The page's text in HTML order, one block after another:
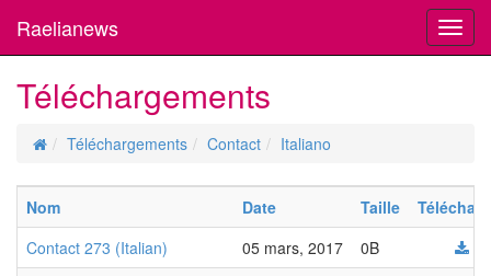
Raelianews
Téléchargements
Téléchargements Contact Italiano
Nom Date Taille
Contact 273 (Italian)
05 mars, 2017
0B